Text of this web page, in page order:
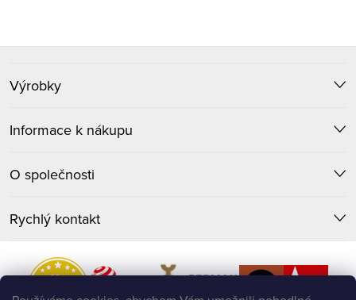
á
p
a
Výrobky
Informace k nákupu
O společnosti
Rychlý kontakt